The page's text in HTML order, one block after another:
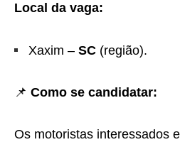
Local da vaga:
Xaxim – SC (região).
📌 Como se candidatar:
Os motoristas interessados